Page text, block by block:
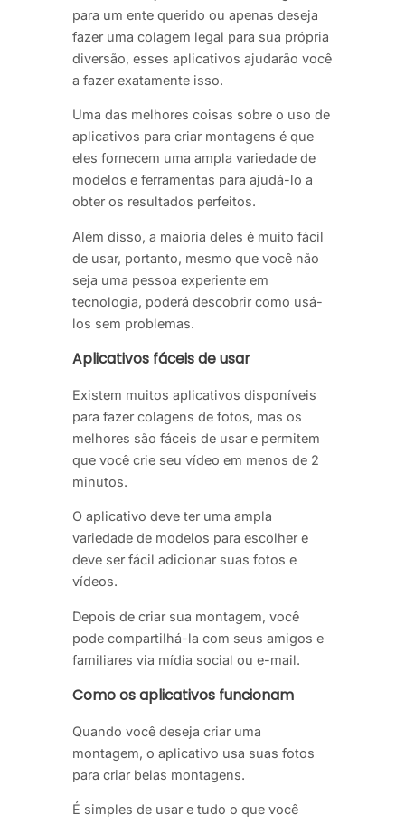
para um ente querido ou apenas deseja
fazer uma colagem legal para sua própria
diversão, esses aplicativos ajudarão você
a fazer exatamente isso.
Uma das melhores coisas sobre o uso de
aplicativos para criar montagens é que
eles fornecem uma ampla variedade de
modelos e ferramentas para ajudá-lo a
obter os resultados perfeitos.
Além disso, a maioria deles é muito fácil
de usar, portanto, mesmo que você não
seja uma pessoa experiente em
tecnologia, poderá descobrir como usá-
los sem problemas.
Aplicativos fáceis de usar
Existem muitos aplicativos disponíveis
para fazer colagens de fotos, mas os
melhores são fáceis de usar e permitem
que você crie seu vídeo em menos de 2
minutos.
O aplicativo deve ter uma ampla
variedade de modelos para escolher e
deve ser fácil adicionar suas fotos e
vídeos.
Depois de criar sua montagem, você
pode compartilhá-la com seus amigos e
familiares via mídia social ou e-mail.
Como os aplicativos funcionam
Quando você deseja criar uma
montagem, o aplicativo usa suas fotos
para criar belas montagens.
É simples de usar e tudo o que você